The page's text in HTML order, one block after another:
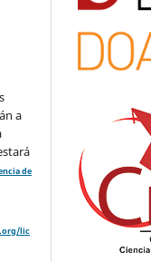
a
de
lic